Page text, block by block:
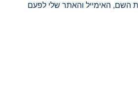
השם, האימייל והאתר שלי לפעם